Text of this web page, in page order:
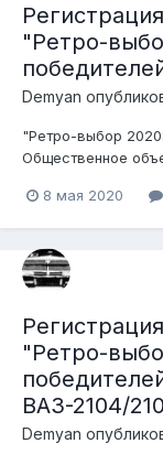
"Ретро-
Demyan
"Ретро-выбор
Общественное
советского
средство должно
8 мая 2020
"Ретро-
ВАЗ-2104/
Demyan